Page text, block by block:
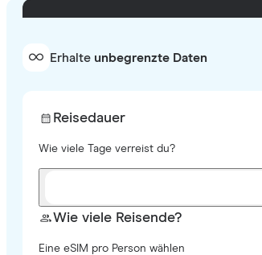
Erhalte unbegrenzte Daten
Reisedauer
Wie viele Tage verreist du?
Wie viele Reisende?
Eine eSIM pro Person wählen